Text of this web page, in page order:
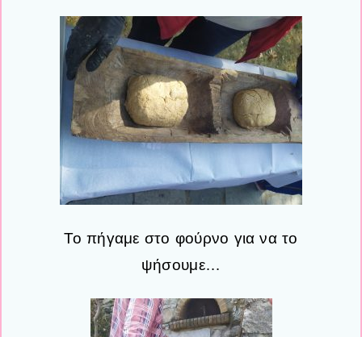
Το πήγαμε στο φούρνο για να το
ψήσουμε…